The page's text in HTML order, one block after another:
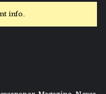
info.